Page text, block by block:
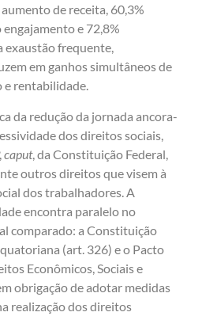
de receita, 60,3%
e 72,8%
exaustão frequente,
em ganhos simultâneos de
e rentabilidade.
da redução da jornada ancora-
dos direitos sociais,
caput, da Constituição Federal,
outros direitos que visem à
dos trabalhadores. A
encontra paralelo no
comparado: a Constituição
(art. 326) e o Pacto
Econômicos, Sociais e
obrigação de adotar medidas
realização dos direitos